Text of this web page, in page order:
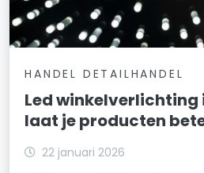
HANDEL DETAILHANDEL
Led winkelverlichting
laat je producten
22 januari 2026